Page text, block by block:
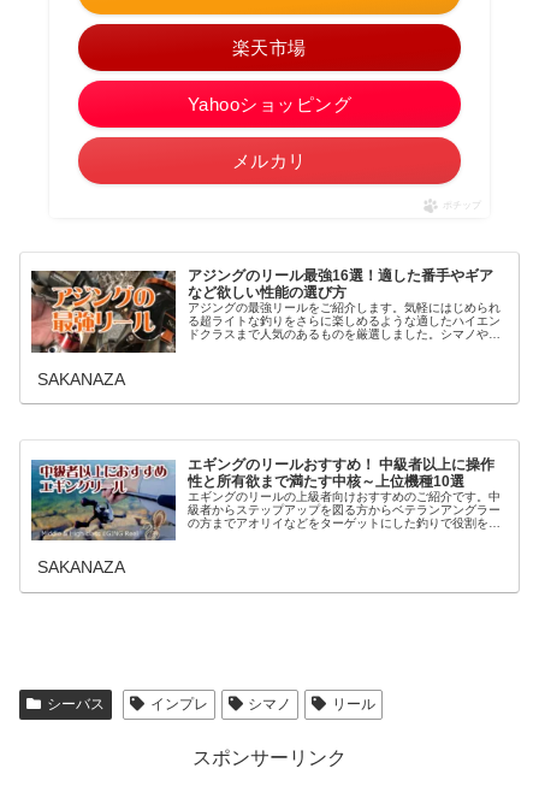
楽天市場
Yahooショッピング
メルカリ
ポチップ
アジングのリール最強16選！適した番手やギア
など欲しい性能の選び方
アジングの最強リールをご紹介します。気軽にはじめられ
る超ライトな釣りをさらに楽しめるような適したハイエン
ドクラスまで人気のあるものを厳選しました。シマノやダ
SAKANAZA
エギングのリールおすすめ！ 中級者以上に操作
性と所有欲まで満たす中核～上位機種10選
エギングのリールの上級者向けおすすめのご紹介です。中
級者からステップアップを図る方からベテランアングラー
の方までアオリイなどをターゲットにした釣りで役割を果
SAKANAZA
シーバス インプレ シマノ リール
スポンサーリンク